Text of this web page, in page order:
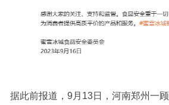
据此前报道，9月13日，河南郑州一